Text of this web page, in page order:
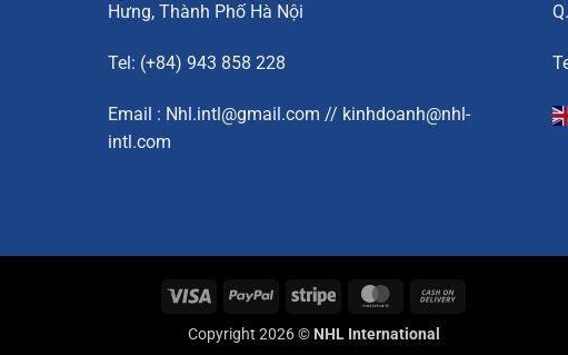
Hưng, Thành Phố Hà Nội
Tel: (+84) 943 858 228
Email : Nhl.intl@gmail.com // kinhdoanh@nhl-
intl.com
Visa PayPal Stripe MasterCard
Copyright 2026 © NHL International